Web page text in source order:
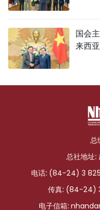
国会
来西
总
总社地址:
电话: (84-24) 3
传真: (84-24)
电子信箱: